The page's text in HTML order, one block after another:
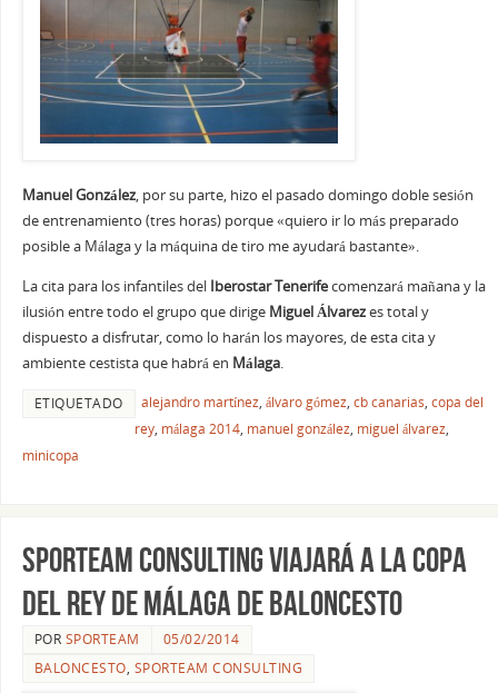
Manuel González, por su parte, hizo el pasado domingo doble sesión
de entrenamiento (tres horas) porque «quiero ir lo más preparado
posible a Málaga y la máquina de tiro me ayudará bastante».
La cita para los infantiles del Iberostar Tenerifecomenzará mañana y la
ilusión entre todo el grupo que dirige Miguel Álvarezes total y
dispuesto a disfrutar, como lo harán los mayores, de esta cita y
ambiente cestista que habrá en Málaga.
ETIQUETADO alejandro martínez, álvaro gómez, cb canarias, copa del
rey, málaga 2014, manuel gonzález, miguel álvarez,
minicopa
SPORteam Consulting viajará a la Copa
del Rey de Málaga de Baloncesto
POR SPORTEAM
05/02/2014
BALONCESTO, SPORTEAM CONSULTING